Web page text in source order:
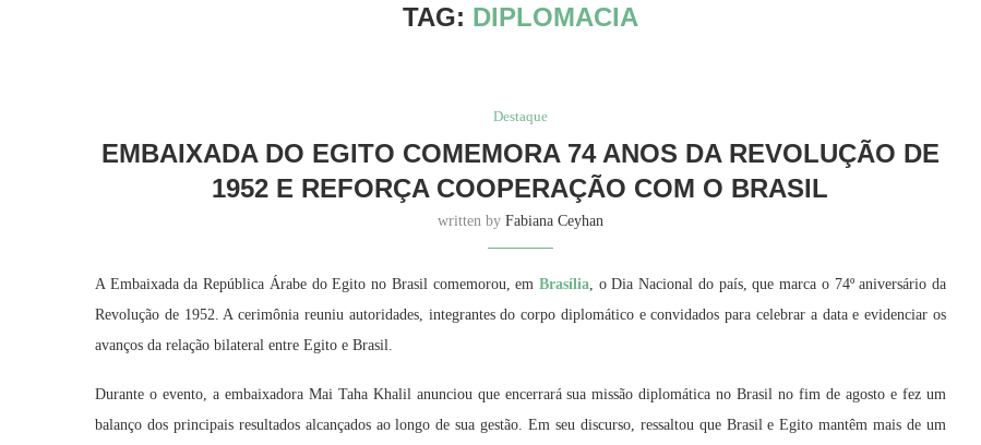
TAG: DIPLOMACIA
Destaque
EMBAIXADA DO EGITO COMEMORA 74 ANOS DA REVOLUÇÃO DE
1952 E REFORÇA COOPERAÇÃO COM O BRASIL
written by Fabiana Ceyhan
A Embaixada da República Árabe do Egito no Brasil comemorou, em Brasília , o Dia Nacional do país, que marca o 74º aniversário da
Revolução de 1952. A cerimônia reuniu autoridades, integrantes do corpo diplomático e convidados para celebrar a data e evidenciar os
avanços da relação bilateral entre Egito e Brasil.
Durante o evento, a embaixadora Mai Taha Khalil anunciou que encerrará sua missão diplomática no Brasil no fim de agosto e fez um
balanço dos principais resultados alcançados ao longo de sua gestão. Em seu discurso, ressaltou que Brasil e Egito mantêm mais de um